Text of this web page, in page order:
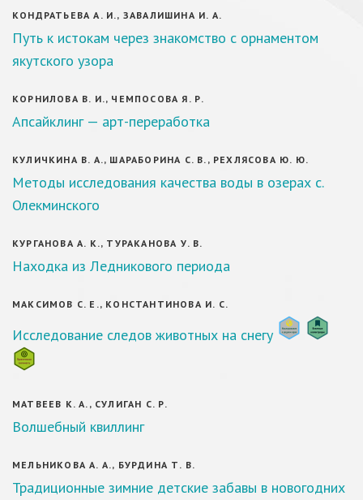
КОНДРАТЬЕВА А. И., ЗАВАЛИШИНА И. А.
Путь к истокам через знакомство с орнаментом
якутского узора
КОРНИЛОВА В. И., ЧЕМПОСОВА Я. Р.
Апсайклинг — арт-переработка
КУЛИЧКИНА В. А., ШАРАБОРИНА С. В., РЕХЛЯСОВА Ю. Ю.
Методы исследования качества воды в озерах с.
Олекминского
КУРГАНОВА А. К., ТУРАКАНОВА У. В.
Находка из Ледникового периода
МАКСИМОВ С. Е., КОНСТАНТИНОВА И. С.
Исследование следов животных на снегу
МАТВЕЕВ К. А., СУЛИГАН С. Р.
Волшебный квиллинг
МЕЛЬНИКОВА А. А., БУРДИНА Т. В.
Традиционные зимние детские забавы в новогодних